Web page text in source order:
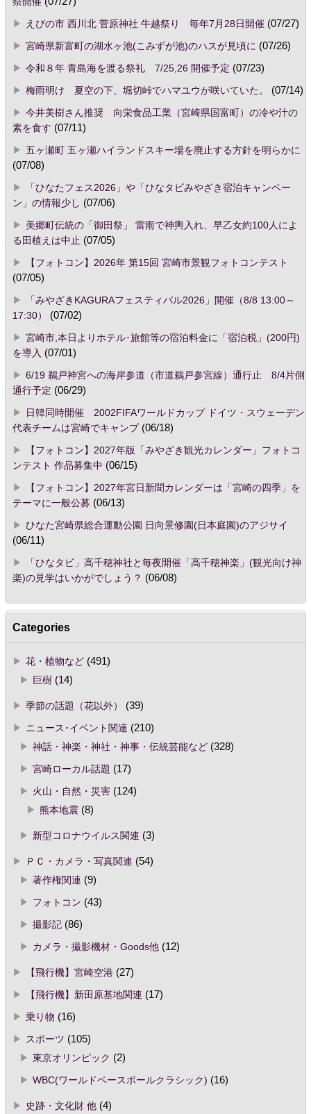
えびの市 西川北 菅原神社 牛越祭り 毎年7月28日開催(07/27)
宮崎県新富町の湖水ヶ池(こみずが池)のハスが見頃に (07/26)
令和８年 青島海を渡る祭礼 7/25,26 開催予定 (07/23)
梅雨明け 夏空の下、堀切峠でハマユウが咲いていた。
(07/14)
今井美樹さん推奨 向栄食品工業（宮崎県国富町）の冷や汁の
素を食す (07/11)
五ヶ瀬町 五ヶ瀬ハイランドスキー場を廃止する方針を明らかに
(07/08)
「ひなたフェス2026」や「ひなタビみやざき宿泊キャンペー
ン」の情報少し (07/06)
美郷町伝統の「御田祭」 雷雨で神輿入れ、早乙女約100人によ
る田植えは中止 (07/05)
【フォトコン】2026年 第15回 宮崎市景観フォトコンテスト
(07/05)
「みやざきKAGURAフェスティバル2026」開催（8/8 13:00～
17:30）
(07/02)
宮崎市,本日よりホテル･旅館等の宿泊料金に「宿泊税」(200円)
を導入 (07/01)
6/19 鵜戸神宮への海岸参道（市道鵜戸参宮線）通行止 8/4片側
通行予定 (06/29)
日韓同時開催 2002FIFAワールドカップ ドイツ・スウェーデン
代表チームは宮崎でキャンプ(06/18)
【フォトコン】2027年版「みやざき観光カレンダー」フォトコ
ンテスト 作品募集中 (06/15)
【フォトコン】2027年宮日新聞カレンダーは「宮崎の四季」を
テーマに一般公募 (06/13)
ひなた宮崎県総合運動公園 日向景修園(日本庭園)のアジサイ
(06/11)
「ひなタビ」高千穂神社と毎夜開催「高千穂神楽」(観光向け神
楽)の見学はいかがでしょう？ (06/08)
Categories
花・植物など(491)
巨樹(14)
季節の話題（花以外）
(39)
ニュース･イベント関連 (210)
神話・神楽・神社・神事・伝統芸能など(328)
宮崎ローカル話題 (17)
火山・自然・災害(124)
熊本地震(8)
新型コロナウイルス関連 (3)
ＰＣ・カメラ・写真関連 (54)
著作権関連 (9)
フォトコン (43)
撮影記(86)
カメラ・撮影機材・Goods他(12)
【飛行機】宮崎空港(27)
【飛行機】新田原基地関連 (17)
乗り物 (16)
スポーツ (105)
東京オリンピック (2)
WBC(ワールドベースボールクラシック) (16)
史跡・文化財 他(4)